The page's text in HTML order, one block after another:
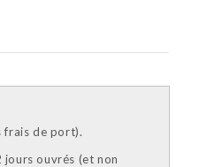
frais de port).
ouvrés (et non